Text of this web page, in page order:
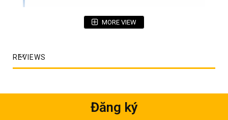
chống trượt chuẩn kỹ thuật
3. Giới thiệu tổng quan & Phân loại bề mặt tấm
MORE VIEW
REVIEWS
Đăng ký